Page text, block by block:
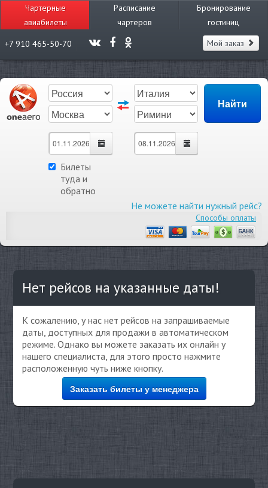
Чартерные
авиабилеты
Расписание
чартеров
Бронирование
гостиниц
+7 910 465-50-70
Мой заказ
Билеты
туда и
обратно
Не можете найти нужный рейс?
Способы оплаты
Нет рейсов на указанные даты!
К сожалению, у нас нет рейсов на запрашиваемые
даты, доступных для продажи в автоматическом
режиме. Однако вы можете заказать их онлайн у
нашего специалиста, для этого просто нажмите
расположенную чуть ниже кнопку.
Заказать билеты у менеджера